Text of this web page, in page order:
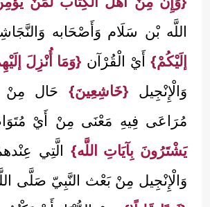
اللَّه بْن سَلَام وَأَصْحَابه
إلَيْكُمْ} أَيْ الْقُرْآن {وَمَا أُنْزِلَ
وَالْإِنْجِيل {خَاشِعِينَ} حَال مِنْ
مُرَاعَى فِيهِ مَعْنَى مِنْ أَيْ
يَشْتَرُونَ بِآيَاتِ اللَّه} الَّتِي
وَالْإِنْجِيل مِنْ بَعْث النَّبِيّ صَلَّى